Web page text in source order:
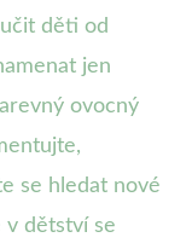
děti od
jen
ovocný
se hledat nové
v dětství se